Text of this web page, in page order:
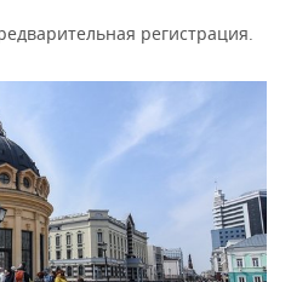
регистрация.